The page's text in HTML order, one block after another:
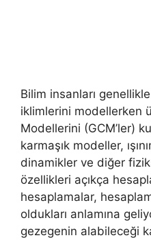
Bilim insanları
iklimlerini modellerken
Modellerini (GCM’ler)
karmaşık modeller,
dinamikler ve diğer
özellikleri açıkça
hesaplamalar,
oldukları anlamına
gezegenin alabileceği